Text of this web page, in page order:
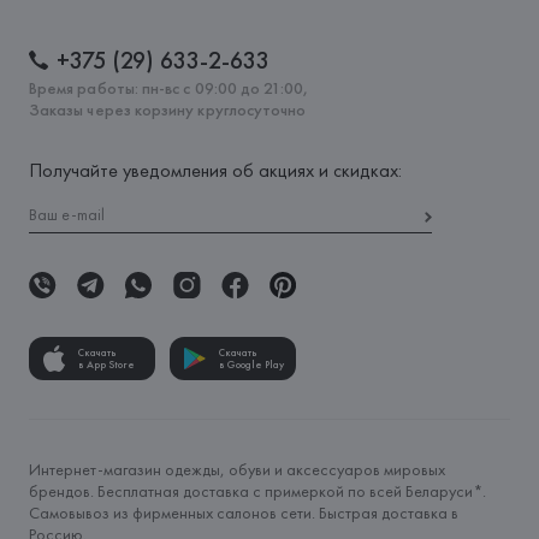
+375 (29) 633-2-633
Время работы: пн-вс с 09:00 до 21:00,
Заказы через корзину круглосуточно
Получайте уведомления об акциях и скидках:
Скачать
в App Store
Скачать
в Google Play
Интернет-магазин одежды, обуви и аксессуаров мировых
брендов. Бесплатная доставка с примеркой по всей Беларуси*.
Самовывоз из фирменных салонов сети. Быстрая доставка в
Россию.